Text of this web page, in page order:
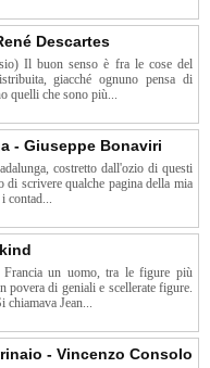
Descartes
Il buon senso è fra le cose del
giacché ognuno pensa di
quelli che sono più...
- Giuseppe Bonaviri
costretto dall'ozio di questi
scrivere qualche pagina della mia
contad...
un uomo, tra le figure più
povera di geniali e scellerate figure.
chiamava Jean...
- Vincenzo Consolo